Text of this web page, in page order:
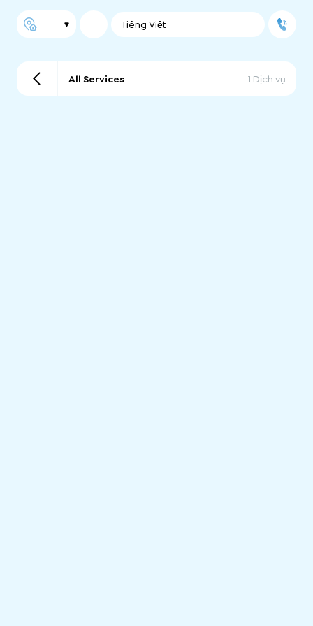
Tiếng Việt
All Services 1 Dịch vụ